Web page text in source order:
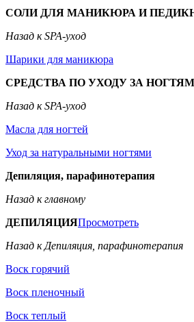
СОЛИ ДЛЯ МАНИКЮРА И
Назад к SPA-уход
Шарики для маникюра
СРЕДСТВА ПО УХОДУ ЗА
Назад к SPA-уход
Масла для ногтей
Уход за натуральными ногтями
Депиляция, парафинотерапия
Назад к главному
ДЕПИЛЯЦИЯПросмотреть
Назад к Депиляция, парафинотерапия
Воск горячий
Воск пленочный
Воск теплый